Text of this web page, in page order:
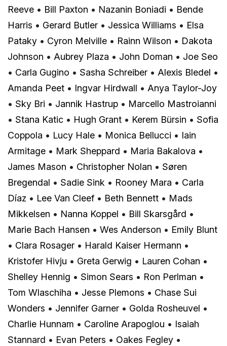
Reeve • Bill Paxton • Nazanin Boniadi • Bende
Harris • Gerard Butler • Jessica Williams • Elsa
Pataky • Cyron Melville • Rainn Wilson • Dakota
Johnson • Aubrey Plaza • John Doman • Joe Seo
• Carla Gugino • Sasha Schreiber • Alexis Bledel •
Amanda Peet • Ingvar Hirdwall • Anya Taylor-Joy
• Sky Bri • Jannik Hastrup • Marcello Mastroianni
• Stana Katic • Hugh Grant • Kerem Bürsin • Sofia
Coppola • Lucy Hale • Monica Bellucci • Iain
Armitage • Mark Sheppard • Maria Bakalova •
James Mason • Christopher Nolan • Søren
Bregendal • Sadie Sink • Rooney Mara • Carla
Díaz • Lee Van Cleef • Beth Bennett • Mads
Mikkelsen • Nanna Koppel • Bill Skarsgård •
Marie Bach Hansen • Wes Anderson • Emily Blunt
• Clara Rosager • Harald Kaiser Hermann •
Kristofer Hivju • Greta Gerwig • Lauren Cohan •
Shelley Hennig • Simon Sears • Ron Perlman •
Tom Wlaschiha • Jesse Plemons • Chase Sui
Wonders • Jennifer Garner • Golda Rosheuvel •
Charlie Hunnam • Caroline Arapoglou • Isaiah
Stannard • Evan Peters • Oakes Fegley •